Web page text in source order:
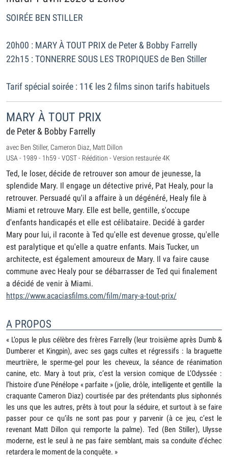
SOIRÉE BEN STILLER
20h00 : MARY À TOUT PRIX de Peter & Bobby Farrelly
22h15 : TONNERRE SOUS LES TROPIQUES de Ben Stiller
Tarif spécial soirée : 11€ les 2 films sinon tarifs habituels
MARY À TOUT PRIX
de Peter & Bobby Farrelly
avec Ben Stiller, Cameron Diaz, Matt Dillon
USA - 1989 - 1h59 - VOST - Réédition - Version restaurée 4K
Ted, le loser, décide de retrouver son amour de jeunesse, la
splendide Mary. Il engage un détective privé, Pat Healy, pour la
retrouver. Persuadé qu'il a affaire à un dégénéré, Healy file à
Miami et retrouve Mary. Elle est belle, gentille, s'occupe
d'enfants handicapés et elle est célibataire. Decidé à garder
Mary pour lui, il raconte à Ted qu'elle est devenue grosse, qu'elle
est paralytique et qu'elle a quatre enfants. Mais Tucker, un
architecte, est également amoureux de Mary. Il va faire cause
commune avec Healy pour se débarrasser de Ted qui finalement
a décidé de venir à Miami.
https://www.acaciasfilms.com/film/mary-a-tout-prix/
A PROPOS
« L’opus le plus célèbre des frères Farrelly (leur troisième après Dumb &
Dumberer et Kingpin), avec ses gags cultes et régressifs : la braguette
meurtrière, le sperme-gel pour les cheveux, la séance de réanimation
canine, etc. Mary à tout prix, c’est la version comique de L’Odyssée :
l’histoire d’une Pénélope « parfaite » (jolie, drôle, intelligente et gentille ­ la
craquante Cameron Diaz) courtisée par des prétendants plus siphonnés
les uns que les autres, prêts à tout pour la séduire, et surtout à se faire
passer pour ce qu’ils ne sont pas pour y parvenir (à ce jeu, c’est le
revenant Matt Dillon qui remporte la palme). Ted (Ben Stiller), Ulysse
moderne, est le seul à ne pas faire semblant, mais sa conduite d’échec
retardera le moment de la conquête. »